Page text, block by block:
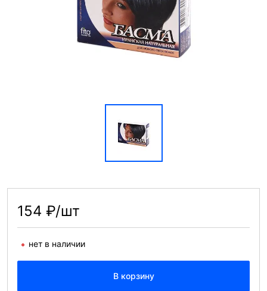
154 ₽/шт
нет в наличии
В корзину